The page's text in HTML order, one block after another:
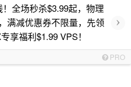
全场秒杀$3.99起，物理
满减优惠券不限量，先领
享福利$1.99 VPS！
›
PRO